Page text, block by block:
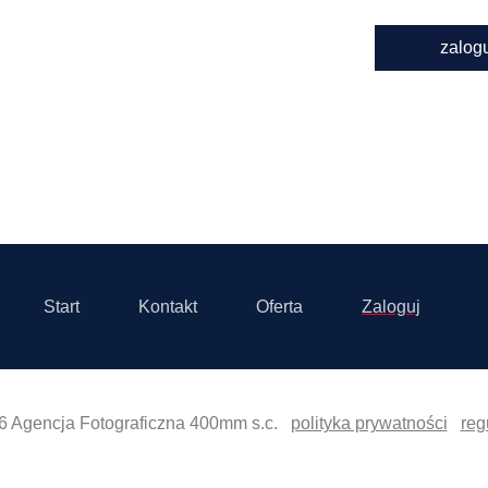
Start Kontakt Oferta Zaloguj
Agencja Fotograficzna 400mm s.c. polityka prywatności